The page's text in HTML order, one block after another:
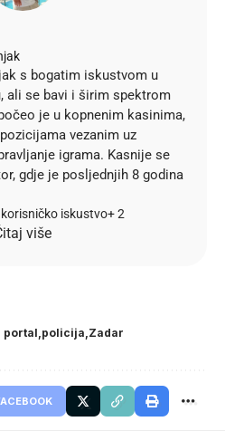
s bogatim iskustvom u
ali se bavi i širim spektrom
je u kopnenim kasinima,
vezanim uz
igrama. Kasnije se
gdje je posljednjih 8 godina
iskustvo+ 2
više
portal policija Zadar